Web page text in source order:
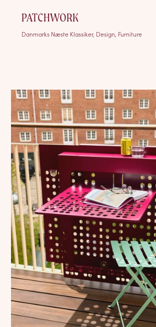
PATCHWORK
Danmarks Næste Klassiker, Design, Furniture